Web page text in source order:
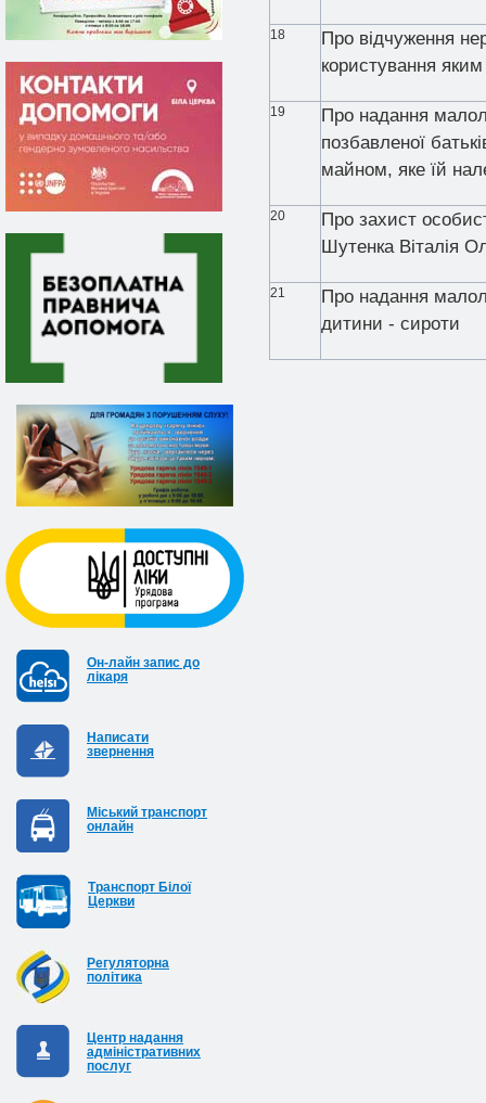
Он-лайн запис до
лікаря
Написати
звернення
Міський транспорт
онлайн
Транспорт Білої
Церкви
Регуляторна
політика
Центр надання
адміністративних
послуг
18
Про відчуження
користування
19
Про надання
позбавленої
майном, яке їй
20
Про захист
Шутенка Віталія
21
Про надання
дитини - сироти